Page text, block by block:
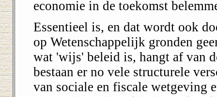
economie in de toekomst
Essentieel is, en dat wordt ook
op Wetenschappelijk gronden
wat 'wijs' beleid is, hangt af van
bestaan er no vele structurele
van sociale en fiscale wetgeving